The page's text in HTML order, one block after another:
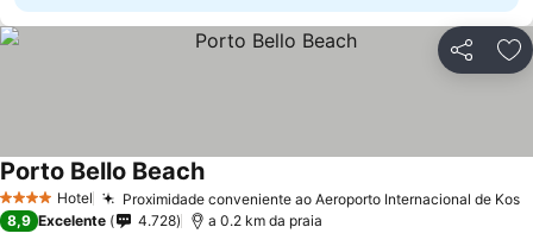
Partilhar
4 EstrelasHotel Proximidade conveniente ao Aeroporto Internacional de Kos
Porto Bello Beach
8,9 Excelente 4.728 a 0.2 km da praia